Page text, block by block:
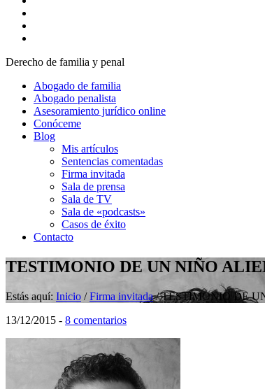
Derecho de familia y penal
Abogado de familia
Abogado penalista
Asesoramiento jurídico online
Conóceme
Blog
Mis artículos
Sentencias comentadas
Firma invitada
Sala de prensa
Sala de TV
Sala de «podcasts»
Casos de éxito
Contacto
TESTIMONIO DE UN NIÑO
Estás aquí: Inicio / Firma invitada /TESTIMONIO DE
13/12/2015 - 8 comentarios